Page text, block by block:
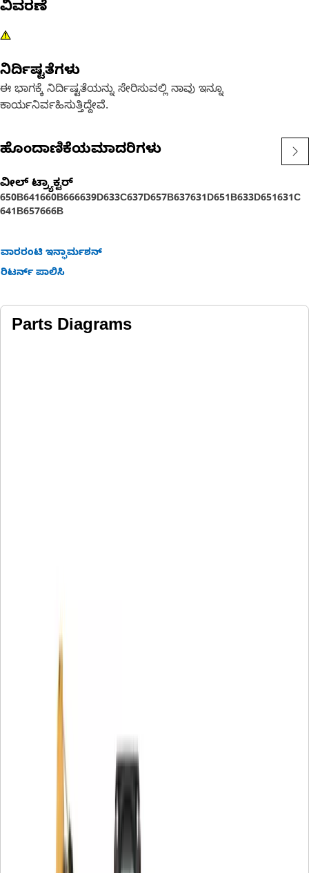
ವಿವರಣೆ
ನಿರ್ದಿಷ್ಟತೆಗಳು
ಈ ಭಾಗಕ್ಕೆ ನಿರ್ದಿಷ್ಟತೆಯನ್ನು ಸೇರಿಸುವಲ್ಲಿ ನಾವು ಇನ್ನೂ
ಕಾರ್ಯನಿರ್ವಹಿಸುತ್ತಿದ್ದೇವೆ.
ಹೊಂದಾಣಿಕೆಯಮಾದರಿಗಳು
ವೀಲ್ ಟ್ರ್ಯಾಕ್ಟರ್‌
650B641660B666639D633C637D657B637631D651B633D651631C
641B657666B
ವಾರರಂಟಿ ಇನ್ಫಾರ್ಮಶನ್
ರಿಟರ್ನ್ ಪಾಲಿಸಿ
Parts Diagrams